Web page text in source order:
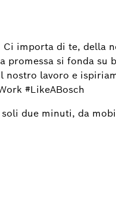
Ci importa di te, della
promessa si fonda su
nostro lavoro e
#LikeABosch
due minuti, da